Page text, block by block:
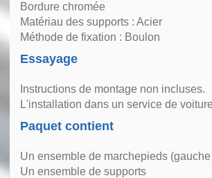
Bordure chromée
Matériau des supports : Acier
Méthode de fixation : Boulon
Essayage
Instructions de montage non incluses.
L'installation dans un service de
Paquet contient
Un ensemble de marchepieds
Un ensemble de supports